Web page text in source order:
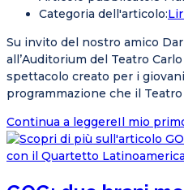
Categoria dell'articolo:
Su invito del nostro amico
all’Auditorium del Teatro
spettacolo creato per i
programmazione che il
Continua a leggereIl mio